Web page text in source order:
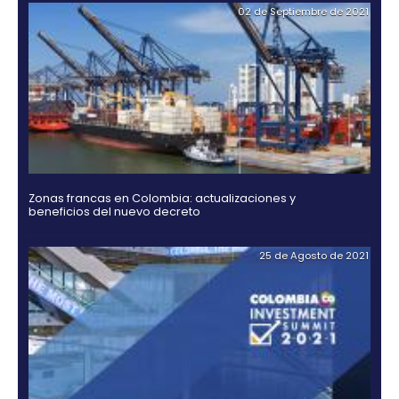
Guía Legal 2025 para Invertir en Colombia
03 de
Hidrógeno verde, una alternativa para el futuro
energía en Colombia